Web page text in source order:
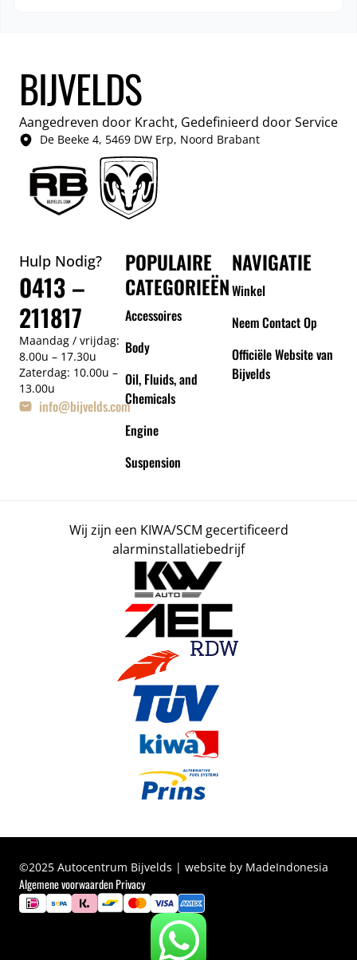
BIJVELDS
Aangedreven door Kracht, Gedefinieerd door Service
De Beeke 4, 5469 DW Erp, Noord Brabant
Hulp Nodig?
0413 –
211817
Maandag / vrijdag:
8.00u – 17.30u
Zaterdag: 10.00u –
13.00u
info@bijvelds.com
POPULAIRE
CATEGORIEËN
Accessoires
Body
Oil, Fluids, and
Chemicals
Engine
Suspension
NAVIGATIE
Winkel
Neem Contact Op
Officiële Website van
Bijvelds
Wij zijn een KIWA/SCM gecertificeerd
alarminstallatiebedrijf
©2025 Autocentrum Bijvelds | website by MadeIndonesia
Algemene voorwaardenPrivacy